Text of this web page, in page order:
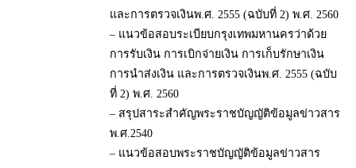
และการตรวจเงินพ.ศ. 2555 (ฉบับที่ 2) พ.ศ. 2560
– แนวข้อสอบระเบียบกรุงเทพมหานครว่าด้วย
การรับเงิน การเบิกจ่ายเงิน การเก็บรักษาเงิน
การนำส่งเงิน และการตรวจเงินพ.ศ. 2555 (ฉบับ
ที่ 2) พ.ศ. 2560
– สรุปสาระสำคัญพระราชบัญญัติข้อมูลข่าวสาร
พ.ศ.2540
– แนวข้อสอบพระราชบัญญัติข้อมูลข่าวสาร